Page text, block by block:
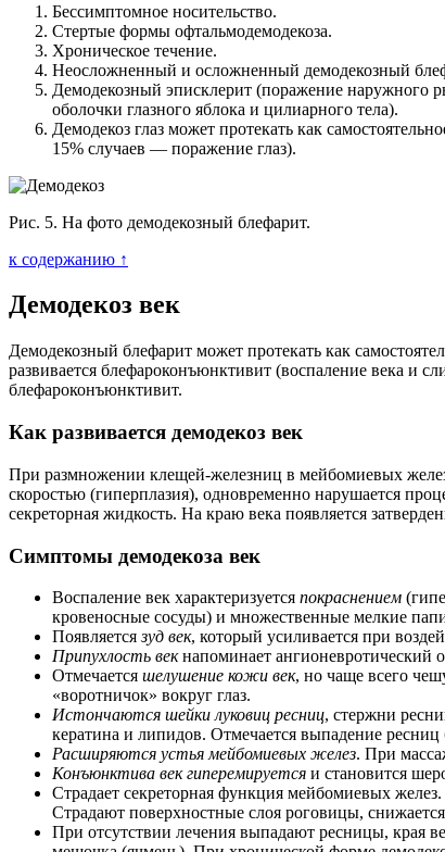
Бессимптомное носительство.
Стертые формы офтальмодемодекоза.
Хроническое течение.
Неосложненный и осложненный демодекозный
Демодекозный эписклерит (поражение наружного
оболочки глазного яблока и цилиарного тела).
Демодекоз глаз может протекать как
15% случаев — поражение глаз).
Рис. 5. На фото демодекозный блефарит.
к содержанию ↑
Демодекоз век
Демодекозный блефарит может протекать как
развивается блефароконъюнктивит (воспаление века и
блефароконъюнктивит.
Как развивается демодекоз век
При размножении клещей-железниц в мейбомиевых
скоростью (гиперплазия), одновременно нарушается
секреторная жидкость. На краю века появляется
Симптомы демодекоза век
Воспаление век характеризуется покраснением
кровеносные сосуды) и множественные мелкие
Появляетсязуд век, который усиливается при
Припухлость векнапоминает ангионевротический
Отмечается шелушение кожи век, но чаще всего
«воротничок» вокруг глаз.
Истончаются шейки луковиц ресниц, стержни
кератина и липидов. Отмечается выпадение ресниц
Расширяются устья мейбомиевых желез. При
Конъюнктива век гиперемируется и становится
Страдает секреторная функция мейбомиевых
Страдают поверхностные слоя роговицы, снижается
При отсутствии лечения выпадают ресницы, края